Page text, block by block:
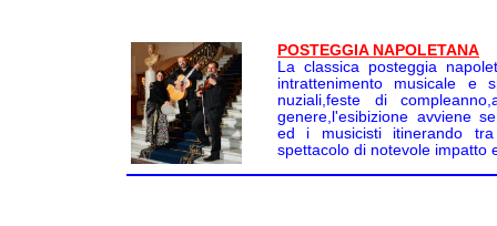
POSTEGGIA NAPOLETANA
La classica posteggia
intrattenimento musicale e
nuziali,feste di
genere,l'esibizione avviene
ed i musicisti itinerando
spettacolo di notevole impatto